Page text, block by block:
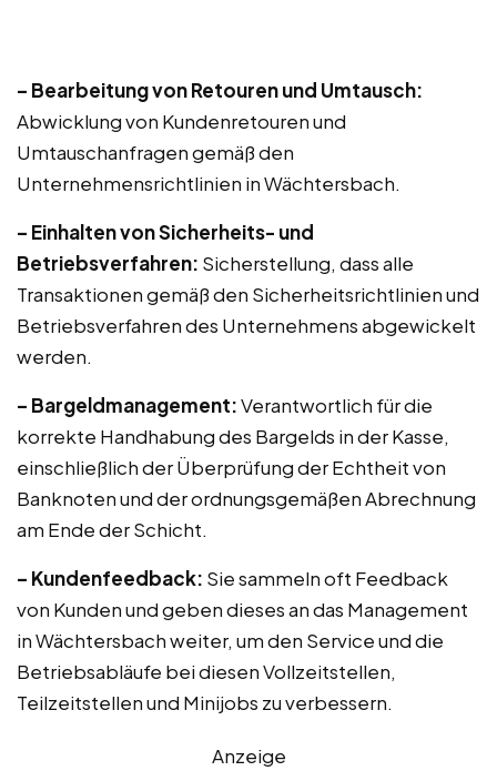
– Bearbeitung von Retouren und Umtausch:
Abwicklung von Kundenretouren und
Umtauschanfragen gemäß den
Unternehmensrichtlinien in Wächtersbach.
– Einhalten von Sicherheits- und
Betriebsverfahren: Sicherstellung, dass alle
Transaktionen gemäß den Sicherheitsrichtlinien und
Betriebsverfahren des Unternehmens abgewickelt
werden.
– Bargeldmanagement:Verantwortlich für die
korrekte Handhabung des Bargelds in der Kasse,
einschließlich der Überprüfung der Echtheit von
Banknoten und der ordnungsgemäßen Abrechnung
am Ende der Schicht.
– Kundenfeedback: Sie sammeln oft Feedback
von Kunden und geben dieses an das Management
in Wächtersbach weiter, um den Service und die
Betriebsabläufe bei diesen Vollzeitstellen,
Teilzeitstellen und Minijobs zu verbessern.
Anzeige